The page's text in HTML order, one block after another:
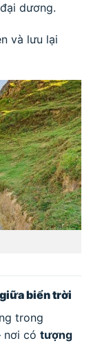
dương.
và lưu lại
biển trời
trong
nơi có tượng